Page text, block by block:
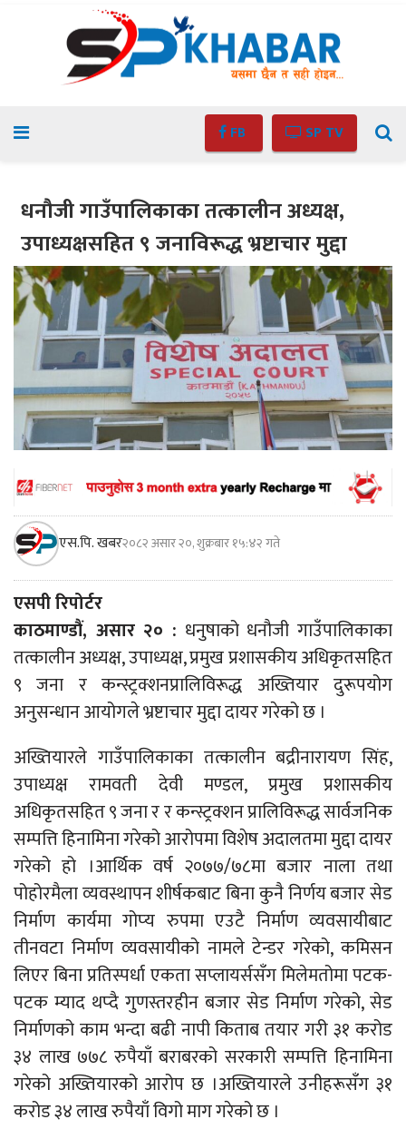
FB SP TV
धनौजी गाउँपालिकाका तत्कालीन अध्यक्ष,
उपाध्यक्षसहित ९ जनाविरूद्ध भ्रष्टाचार मुद्दा
एस.पि. खबर२०८२ असार २०, शुक्रबार १५:४२ गते
एसपी रिपोर्टर
काठमाण्डौं, असार २० : धनुषाको धनौजी गाउँपालिकाका
तत्कालीन अध्यक्ष, उपाध्यक्ष, प्रमुख प्रशासकीय अधिकृतसहित
९ जना र कन्स्ट्रक्शनप्रालिविरूद्ध अख्तियार दुरूपयोग
अनुसन्धान आयोगले भ्रष्टाचार मुद्दा दायर गरेको छ ।
अख्तियारले गाउँपालिकाका तत्कालीन बद्रीनारायण सिंह,
उपाध्यक्ष रामवती देवी मण्डल, प्रमुख प्रशासकीय
अधिकृतसहित ९ जना र र कन्स्ट्रक्शन प्रालिविरूद्ध सार्वजनिक
सम्पत्ति हिनामिना गरेको आरोपमा विशेष अदालतमा मुद्दा दायर
गरेको हो ।आर्थिक वर्ष २०७७/७८मा बजार नाला तथा
पोहोरमैला व्‍यवस्थापन शीर्षकबाट बिना कुनै निर्णय बजार सेड
निर्माण कार्यमा गोप्‍य रुपमा एउटै निर्माण व्‍यवसायीबाट
तीनवटा निर्माण व्‍यवसायीको नामले टेन्डर गरेको, कमिसन
लिएर बिना प्रतिस्पर्धा एकता सप्लायर्ससँग मिलेमतोमा पटक-
पटक म्याद थप्दै गुणस्तरहीन बजार सेड निर्माण गरेको, सेड
निर्माणको काम भन्दा बढी नापी किताब तयार गरी ३१ करोड
३४ लाख ७७८ रुपैयाँ बराबरको सरकारी सम्पत्ति हिनामिना
गरेको अख्तियारको आरोप छ ।अख्तियारले उनीहरूसँग ३१
करोड ३४ लाख रुपैयाँ विगो माग गरेको छ ।